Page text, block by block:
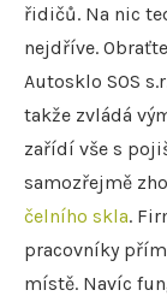
řidičů. Na nic
nejdříve.
Autosklo SOS
takže zvládá
zařídí vše s
samozřejmě
čelního skla.
pracovníky
místě. Navíc